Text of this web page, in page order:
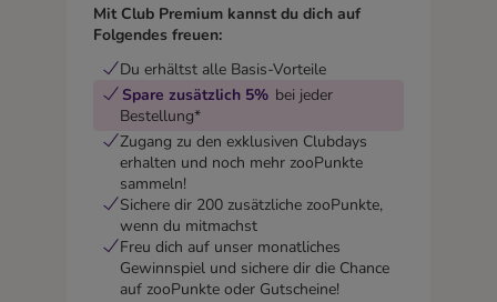
Mit Club Premium kannst du dich auf
Folgendes freuen:
Du erhältst alle Basis-Vorteile
Spare zusätzlich 5% bei jeder
Bestellung*
Zugang zu den exklusiven Clubdays
erhalten und noch mehr zooPunkte
sammeln!
Sichere dir 200 zusätzliche zooPunkte,
wenn du mitmachst
Freu dich auf unser monatliches
Gewinnspiel und sichere dir die Chance
auf zooPunkte oder Gutscheine!